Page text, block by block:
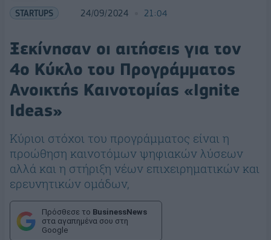
STARTUPS 24/09/2024 21:04
Ξεκίνησαν οι αιτήσεις για τον
4ο Κύκλο του Προγράμματος
Ανοικτής Καινοτομίας «Ignite
Ideas»
Κύριοι στόχοι του προγράμματος είναι η
προώθηση καινοτόμων ψηφιακών λύσεων
αλλά και η στήριξη νέων επιχειρηματικών και
ερευνητικών ομάδων,
Πρόσθεσε το BusinessNews
στα αγαπημένα σου στη
Google